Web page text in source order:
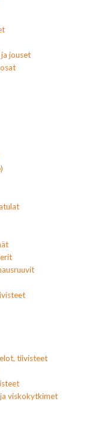
jouset
tiivisteet
viskokytkimet